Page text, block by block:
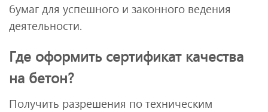
бумаг для успешного и законного ведения
деятельности.
Где оформить сертификат качества
на бетон?
Получить разрешения по техническим